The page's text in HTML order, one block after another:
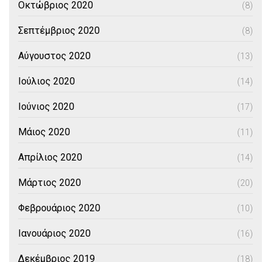
Οκτώβριος 2020 (8)
Σεπτέμβριος 2020 (8)
Αύγουστος 2020 (13)
Ιούλιος 2020 (14)
Ιούνιος 2020 (17)
Μάιος 2020 (11)
Απρίλιος 2020 (14)
Μάρτιος 2020 (20)
Φεβρουάριος 2020 (10)
Ιανουάριος 2020 (16)
Δεκέμβριος 2019 (18)